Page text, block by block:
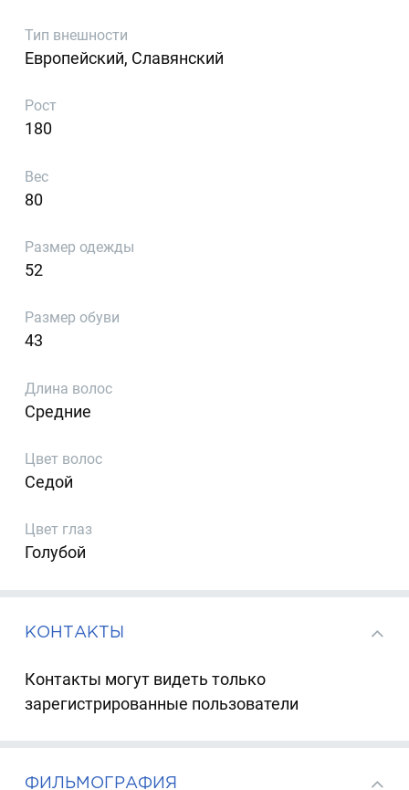
Тип внешности
Европейский, Славянский
Рост
180
Вес
80
Размер одежды
52
Размер обуви
43
Длина волос
Средние
Цвет волос
Седой
Цвет глаз
Голубой
КОНТАКТЫ
Контакты могут видеть только
зарегистрированные пользователи
ФИЛЬМОГРАФИЯ